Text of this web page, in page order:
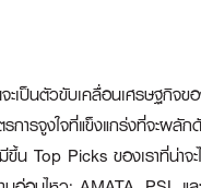
ะเป็นตัวขับเคลื่อนเศรษฐกิ
รการจูงใจที่แข็งแกร่งที่จะผ
ขึ้น Top Picks ของเราที่น่